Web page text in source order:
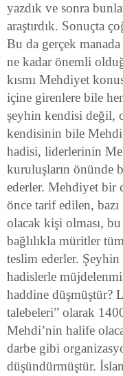
yazdık ve sonra
araştırdık. Sonuçta
Bu da gerçek
ne kadar önemli
kısmı Mehdiyet
içine girenlere bile
şeyhin kendisi değil,
kendisinin bile
hadisi, liderlerinin
kuruluşların önünde
ederler. Mehdiyet bir
önce tarif edilen,
olacak kişi olması,
bağlılıkla müritler
teslim ederler. Şeyhin
hadislerle
haddine düşmüştür?
talebeleri” olarak
Mehdi’nin halife
darbe gibi
düşündürmüştür.